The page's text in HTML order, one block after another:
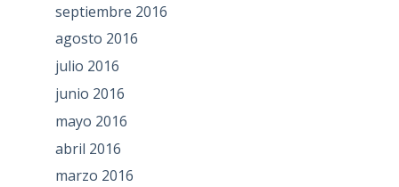
septiembre 2016
agosto 2016
julio 2016
junio 2016
mayo 2016
abril 2016
marzo 2016